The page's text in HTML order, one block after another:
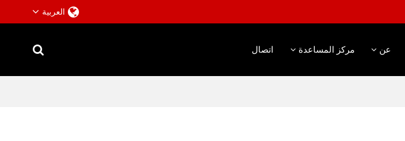
العربية
عن مركز المساعدة اتصال